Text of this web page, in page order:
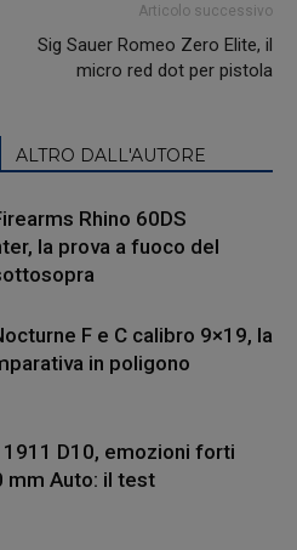
Articolo successivo
Sig Sauer Romeo Zero Elite, il
micro red dot per pistola
ALTRO DALL'AUTORE
Rhino 60DS
la prova a fuoco del
F e C calibro 9×19, la
in poligono
D10, emozioni forti
mm Auto: il test